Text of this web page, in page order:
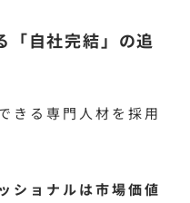
「自社完結」の追
きる専門人材を採用
ショナルは市場価値